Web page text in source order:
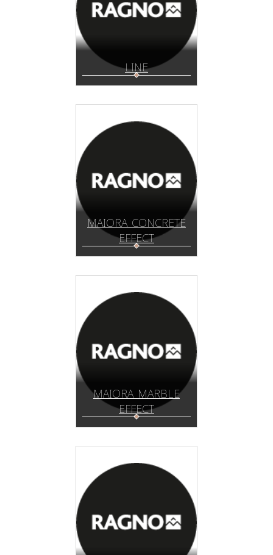
LINE
MAIORA_CONCRETE
EFFECT
MAIORA_MARBLE
EFFECT